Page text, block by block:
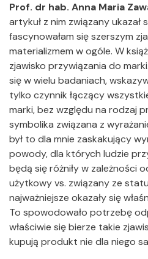
Prof. dr hab. Anna Maria
artykuł z nim związany
fascynowałam się szerszym
materializmem w ogóle. W
zjawisko przywiązania do
się w wielu badaniach,
tylko czynnik łączący
marki, bez względu na rodzaj
symbolika związana z
był to dla mnie zaskakujący
powody, dla których ludzie
będą się różniły w zależności
użytkowy vs. związany ze
najważniejsze okazały się
To spowodowało potrzebę
właściwie się bierze takie
kupują produkt nie dla niego